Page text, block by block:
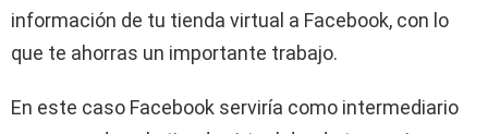
información de tu tienda virtual a Facebook, con lo
que te ahorras un importante trabajo.
En este caso Facebook serviría como intermediario